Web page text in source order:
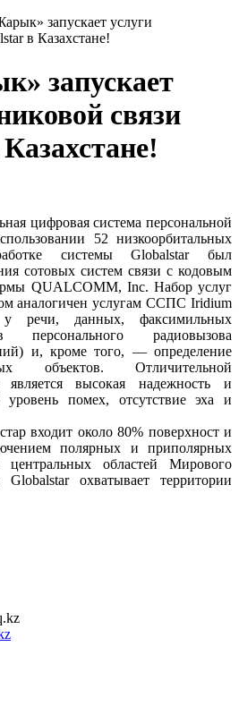
запускает услуги
в Казахстане!
запускает
связи
цифровая система персональной
52 низкоорбитальных
системы Globalstar был
сотовых систем связи с кодовым
QUALCOMM, Inc. Набор услуг
аналогичен услугам ССПС Iridium
у речи, данных, факсимильных
персонального радиовызова
и, кроме того, — определение
объектов. Отличительной
является высокая надежность и
уровень помех, отсутствие эха и
входит около 80% поверхност и
полярных иприполярных
центральных областей Мирового
охватывает территории